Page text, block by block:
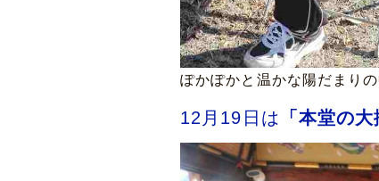
ぽかぽかと温かな陽だまり
12月19日は 「本堂の大